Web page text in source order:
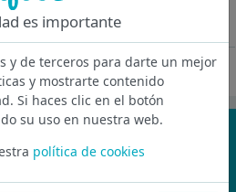
Oferta desactivada
y recibe por email las mejores
es importante
y de terceros para darte un mejor
y mostrarte contenido
Si haces clic en el botón
su uso en nuestra web.
política de cookies